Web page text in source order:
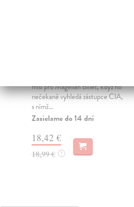
misi pro Magellan Billet, když ho
nečekaně vyhledá zástupce CIA,
s nímž...
Zasielame do 14 dní
18,42 €
18,99 € ?